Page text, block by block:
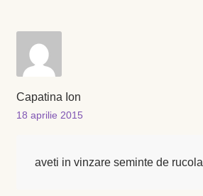
Capatina Ion
18 aprilie 2015
aveti in vinzare seminte de rucola